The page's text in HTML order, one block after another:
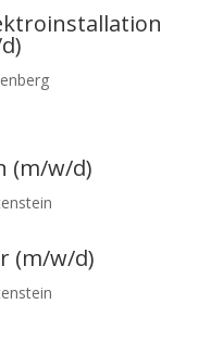
(m/w/d)
(m/w/d)